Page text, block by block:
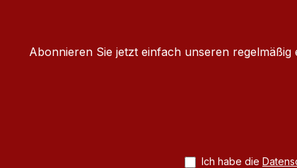
Abonnieren Sie jetzt einfach unseren
Ich habe die